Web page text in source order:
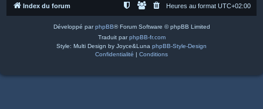
Index du forum Heures au format UTC+02:00
Développé parphpBB® Forum Software © phpBB Limited
Traduit parphpBB-fr.com
Style: Multi Design by Joyce&Luna phpBB-Style-Design
Confidentialité | Conditions